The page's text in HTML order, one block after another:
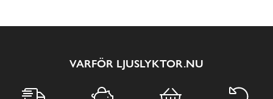
VARFÖR LJUSLYKTOR.NU